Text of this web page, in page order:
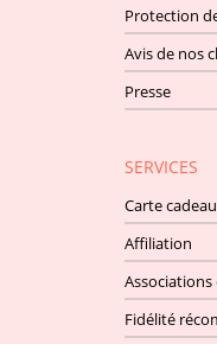
Protection
Avis de nos
Presse
SERVICES
Carte cadeau
Affiliation
Fidélité